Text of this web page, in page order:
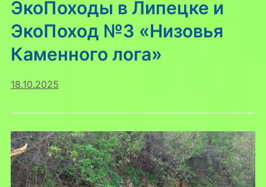
ЭкоПоходы в Липецке и
ЭкоПоход №3 «Низовья
Каменного лога»
18.10.2025